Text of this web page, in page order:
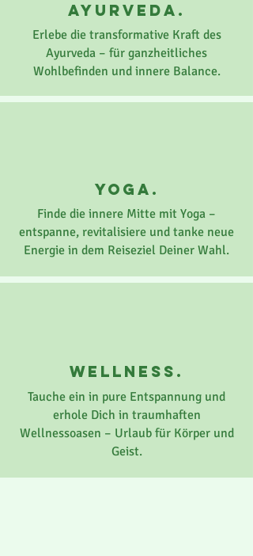
ayurveda.
Erlebe die transformative Kraft des
Ayurveda – für ganzheitliches
Wohlbefinden und innere Balance.
yoga.
Finde die innere Mitte mit Yoga –
entspanne, revitalisiere und tanke neue
Energie in dem Reiseziel Deiner Wahl.
wellness.
Tauche ein in pure Entspannung und
erhole Dich in traumhaften
Wellnessoasen – Urlaub für Körper und
Geist.